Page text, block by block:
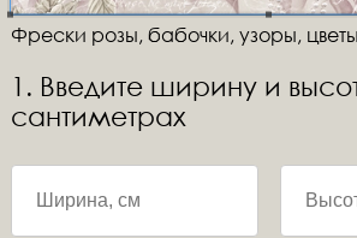
Фрески розы, бабочки, узоры,
1. Введите ширину и
сантиметрах